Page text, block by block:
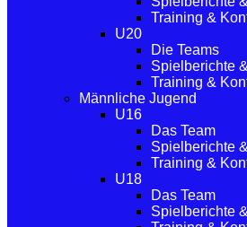
Training &
U20
Die Teams
Spielberichte
Training &
Männliche Jugend
U16
Das Team
Spielberichte
Training &
U18
Das Team
Spielberichte